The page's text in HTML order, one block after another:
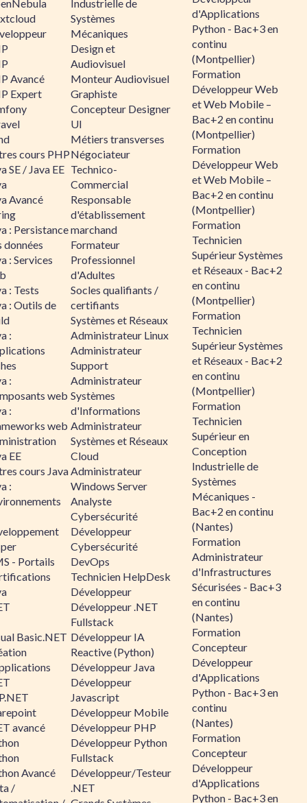
Avancé
Expert
cours PHP
SE / Java EE
Avancé
: Persistance
données
: Services
: Tests
: Outils de
:
:
web
:
web
EE
cours Java
:
- Portails
Basic.NET
avancé
Avancé
/
Industrielle de
Systèmes
Mécaniques
Design et
Audiovisuel
Monteur Audiovisuel
Graphiste
Concepteur Designer
UI
Métiers transverses
Négociateur
Technico-
Commercial
Responsable
d'établissement
marchand
Formateur
Professionnel
d'Adultes
Socles qualifiants /
certifiants
Systèmes et Réseaux
Administrateur Linux
Administrateur
Support
Administrateur
Systèmes
d'Informations
Administrateur
Systèmes et Réseaux
Cloud
Administrateur
Windows Server
Analyste
Cybersécurité
Développeur
Cybersécurité
DevOps
Technicien HelpDesk
Développeur
Développeur .NET
Fullstack
Développeur IA
Reactive (Python)
Développeur Java
Développeur
Javascript
Développeur Mobile
Développeur PHP
Développeur Python
Fullstack
Développeur/Testeur
.NET
d'Applications
Python - Bac+3 en
continu
(Montpellier)
Formation
Développeur Web
et Web Mobile –
Bac+2 en continu
(Montpellier)
Formation
Développeur Web
et Web Mobile –
Bac+2 en continu
(Montpellier)
Formation
Technicien
Supérieur Systèmes
et Réseaux - Bac+2
en continu
(Montpellier)
Formation
Technicien
Supérieur Systèmes
et Réseaux - Bac+2
en continu
(Montpellier)
Formation
Technicien
Supérieur en
Conception
Industrielle de
Systèmes
Mécaniques -
Bac+2 en continu
(Nantes)
Formation
Administrateur
d'Infrastructures
Sécurisées - Bac+3
en continu
(Nantes)
Formation
Concepteur
Développeur
d'Applications
Python - Bac+3 en
continu
(Nantes)
Formation
Concepteur
Développeur
d'Applications
Python - Bac+3 en